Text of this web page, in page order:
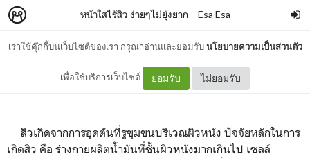
เราใช้คุ๊กกี้บนเว็บไซต์ของเรา กรุณาอ่านและยอมรับนโยบายความเป็นส่วนตัว
เพื่อใช้บริการเว็บไซต์ ยอมรับ ไม่ยอมรับ
หน้าใสไร้สิว ง่ายๆไม่ยุ่งยาก – Esa Esa
หน้าใสไร้สิว
สิวเกิดจากการอุดตันที่รูขุมขนบริเวณผิวหนัง ปัจจัยหลักในการ
เกิดสิว คือ ร่างกายผลิตน้ำมันที่ชั้นผิวหนังมากเกินไป เซลล์